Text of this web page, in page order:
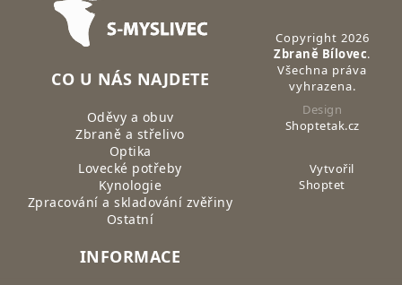
CO U NÁS NAJDETE
Oděvy a obuv
Zbraně a střelivo
Optika
Lovecké potřeby
Kynologie
Zpracování a skladování zvěřiny
Ostatní
INFORMACE
Copyright 2026
Zbraně Bílovec.
Všechna práva
vyhrazena.
Design
Shoptetak.cz
Vytvořil
Shoptet